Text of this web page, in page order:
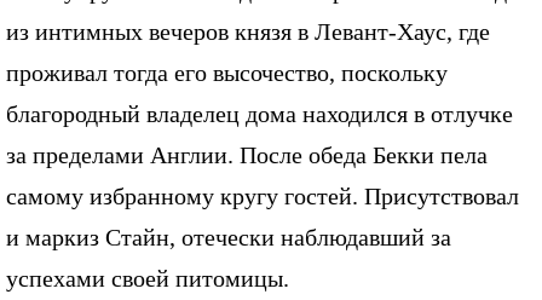
из интимных вечеров князя в Левант-Хаус, где
проживал тогда его высочество, поскольку
благородный владелец дома находился в отлучке
за пределами Англии. После обеда Бекки пела
самому избранному кругу гостей. Присутствовал
и маркиз Стайн, отечески наблюдавший за
успехами своей питомицы.